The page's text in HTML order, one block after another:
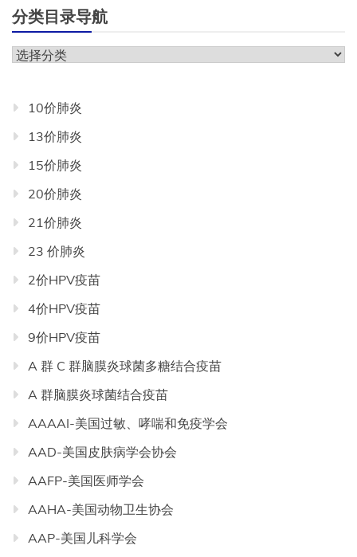
分类目录导航
分
导
航
10价肺炎
13价肺炎
15价肺炎
20价肺炎
21价肺炎
23 价肺炎
2价HPV疫苗
4价HPV疫苗
9价HPV疫苗
A 群 C 群脑膜炎球菌多糖结合疫苗
A 群脑膜炎球菌结合疫苗
AAAAI-美国过敏、哮喘和免疫学会
AAD-美国皮肤病学会协会
AAFP-美国医师学会
AAHA-美国动物卫生协会
AAP-美国儿科学会